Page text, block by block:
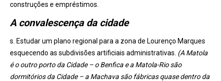
construções e empréstimos.
A convalescença da cidade
s. Estudar um plano regional para a zona de Lourenço Marques
esquecendo as subdivisões artificiais administrativas. (A Matola
é o outro porto da Cidade – o Benfica e a Matola-Rio são
dormitórios da Cidade – a Machava são fábricas quase dentro da